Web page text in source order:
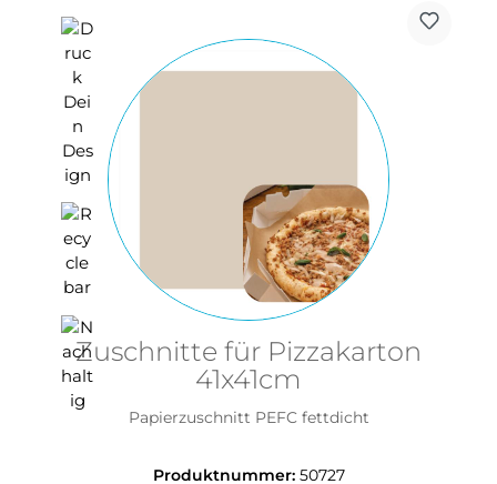
Zuschnitte für Pizzakarton
41x41cm
Papierzuschnitt PEFC fettdicht
Produktnummer: 50727